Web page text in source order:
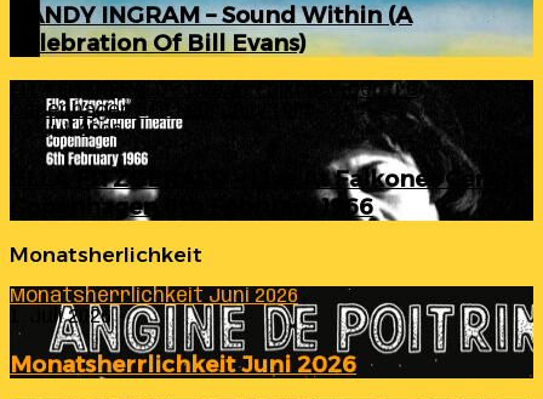
RANDY INGRAM – Sound Within (A
Celebration Of Bill Evans)
ELLA FITZGERALD – Live At Falkoner Centre
Copenhagen 6th February 1966
23. Juli 2026
ELLA FITZGERALD – Live At Falkoner Centre
Copenhagen 6th February 1966
Monatsherlichkeit
Monatsherrlichkeit Juni 2026
1. Juli 2026
Monatsherrlichkeit Juni 2026